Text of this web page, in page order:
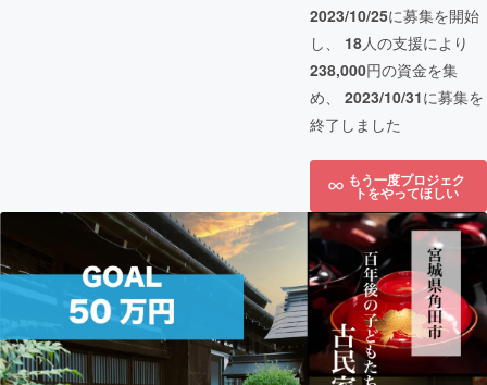
2023/10/25に募集を開始
し、 18人の支援により
238,000円の資金を集
め、 2023/10/31に募集を
終了しました
もう一度プロジェク
トをやってほしい